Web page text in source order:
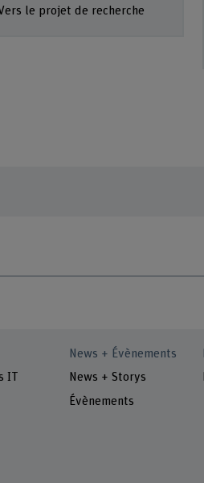
plusle projet de recherche
IT
News + Évènements
News + Storys
Évènements